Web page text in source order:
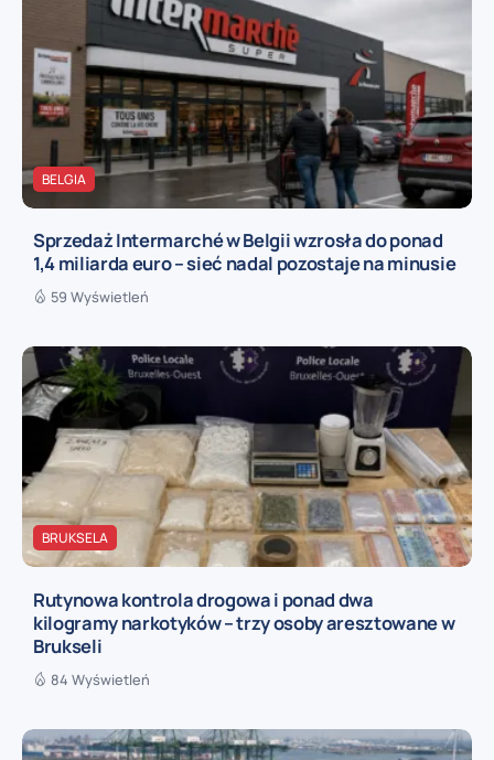
BELGIA
Sprzedaż Intermarché w Belgii wzrosła do ponad
1,4 miliarda euro – sieć nadal pozostaje na minusie
59 Wyświetleń
BRUKSELA
Rutynowa kontrola drogowa i ponad dwa
kilogramy narkotyków – trzy osoby aresztowane w
Brukseli
84 Wyświetleń